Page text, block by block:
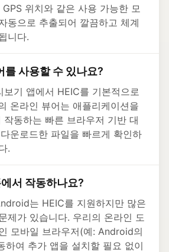
위치와 같은 사용 가능한 모
동으로 추출되어 깔끔하고 체계
니다.
를 사용할 수 있나요?
보기 앱에서 HEIC를 기본적으로
온라인 뷰어는 애플리케이션을
작동하는 빠른 브라우저 기반 대
운로드한 파일을 빠르게 확인하
.
서 작동하나요?
는 HEIC를 지원하지만 많은
제가 있습니다. 우리의 온라인 도
모바일 브라우저(예: Android의
하여 추가 앱을 설치할 필요 없이